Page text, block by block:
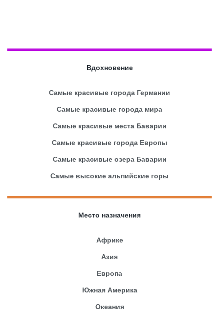
Вдохновение
Самые красивые города Германии
Самые красивые города мира
Самые красивые места Баварии
Самые красивые города Европы
Самые красивые озера Баварии
Самые высокие альпийские горы
Место назначения
Африке
Азия
Европа
Южная Америка
Океания